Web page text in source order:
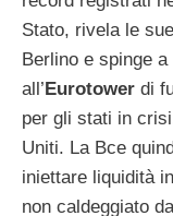
Stato, rivela le
Berlino e spinge
all’Eurotower di
per gli stati in
Uniti. La Bce
iniettare liquidità
non caldeggiato